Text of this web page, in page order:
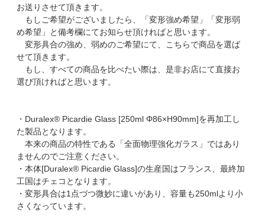
お送りさせて頂きます。
もしご希望がございましたら、「変形強め希望」「変形弱
め希望」と備考欄にてお知らせ頂ければと思います。
変形具合の強め、弱めのご希望にて、こちらで商品を選ば
せて頂きます。
もし、すべての商品を比べたい際は、是非お店にて直接お
選び頂ければと思います。
・Duralex® Picardie Glass [250ml Φ86×H90mm]を再加工し
た製品となります。
本来の商品の特性である「全面物理強化ガラス」ではあり
ませんのでご注意ください。
・本体[Duralex® Picardie Glass]の生産国はフランス、最終加
工国はチェコとなります。
・変形具合は1点づつ微妙に違いがあり、容量も250mlより小
さくなっています。